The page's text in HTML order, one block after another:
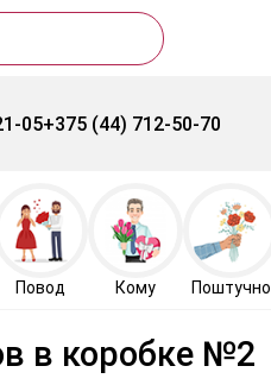
05+375 (44) 712-50-70
Повод Кому Поштучно
в коробке №2